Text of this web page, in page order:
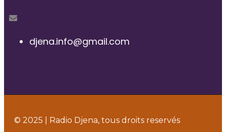
djena.info@gmail.com
© 2025 | Radio Djena, tous droits reservés